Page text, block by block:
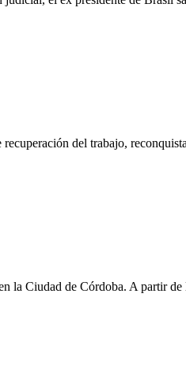
del trabajo,
la Ciudad de Córdoba. A partir